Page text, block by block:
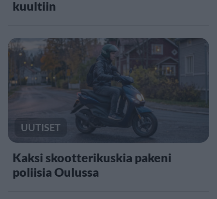
kuultiin
UUTISET
Kaksi skootterikuskia pakeni
poliisia Oulussa